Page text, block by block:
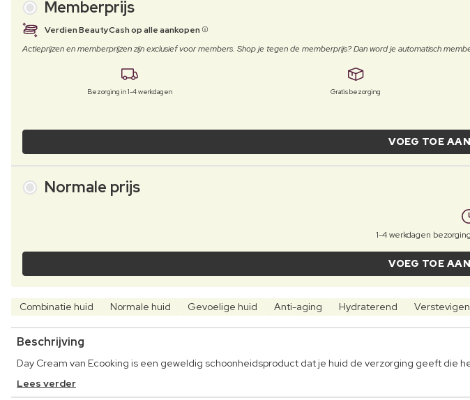
Memberprijs
Verdien BeautyCash op alle aankopen
Actieprijzen en memberprijzen zijn exclusief voor members. Shop je tegen de memberprijs? Dan word je automatisch
Bezorging in 1-4 werkdagen Gratis bezorging
VOEG TOE
Normale prijs
1-4 werkdagen
VOEG TOE
Combinatie huid Normale huid Gevoelige huid Anti-aging Hydraterend
Beschrijving
Day Cream van Ecooking is een geweldig schoonheidsproduct dat je huid de verzorging geeft die
Lees verder